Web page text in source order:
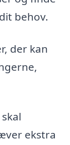
behov.
der kan
ekstra